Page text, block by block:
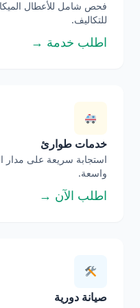
فحص شامل للأعطال
للتكاليف.
اطلب خدمة →
خدمات طوارئ
استجابة سريعة على مدار
واسعة.
اطلب الآن →
صيانة دورية